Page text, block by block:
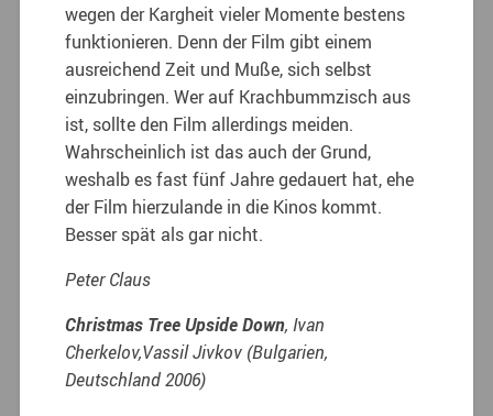
wegen der Kargheit vieler Momente bestens
funktionieren. Denn der Film gibt einem
ausreichend Zeit und Muße, sich selbst
einzubringen. Wer auf Krachbummzisch aus
ist, sollte den Film allerdings meiden.
Wahrscheinlich ist das auch der Grund,
weshalb es fast fünf Jahre gedauert hat, ehe
der Film hierzulande in die Kinos kommt.
Besser spät als gar nicht.
Peter Claus
Christmas Tree Upside Down, Ivan
Cherkelov,Vassil Jivkov (Bulgarien,
Deutschland 2006)